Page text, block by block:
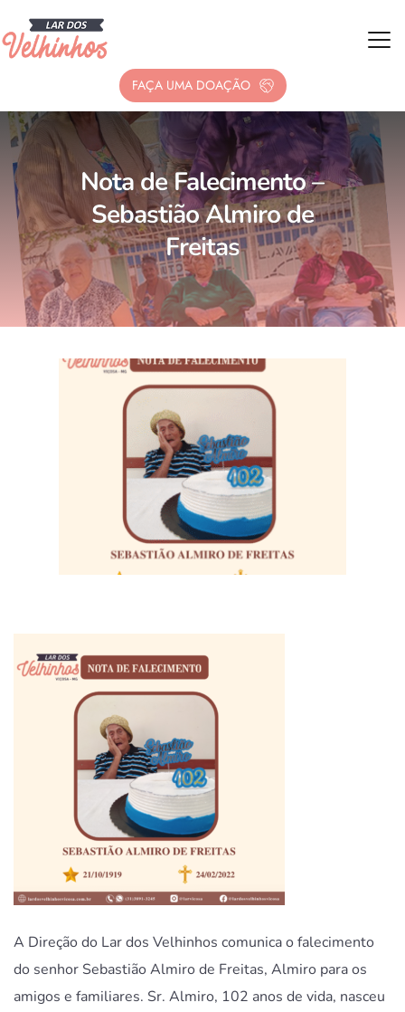
FAÇA UMA DOAÇÃO
Nota de Falecimento –
Sebastião Almiro de
Freitas
A Direção do Lar dos Velhinhos comunica o falecimento
do senhor Sebastião Almiro de Freitas, Almiro para os
amigos e familiares. Sr. Almiro, 102 anos de vida, nasceu